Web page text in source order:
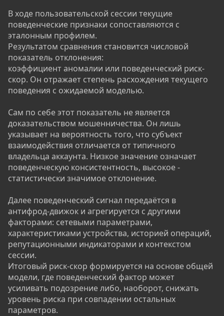
В ходе пользовательской сессии текущие
поведенческие признаки сопоставляются с
эталонным профилем.
Результатом сравнения становится числовой
показатель отклонения:
коэффициент аномалии или поведенческий риск-
скор. Он отражает степень расхождения текущего
поведения с ожидаемой моделью.
Сам по себе этот показатель не является
доказательством мошенничества. Он лишь
указывает на вероятность того, что субъект
взаимодействия отличается от типичного
владельца аккаунта. Низкое значение означает
поведенческую консистентность, высокое -
статистически значимое отклонение.
Далее поведенческий сигнал передаётся в
антифрод-движок и агрегируется с другими
факторами: сетевыми параметрами,
характеристиками устройства, историей операций,
репутационными индикаторами и контекстом
сессии.
Итоговый риск-скор формируется на основе общей
модели, где поведенческий фактор может
усиливать подозрение либо, наоборот, снижать
уровень риска при совпадении остальных
параметров.